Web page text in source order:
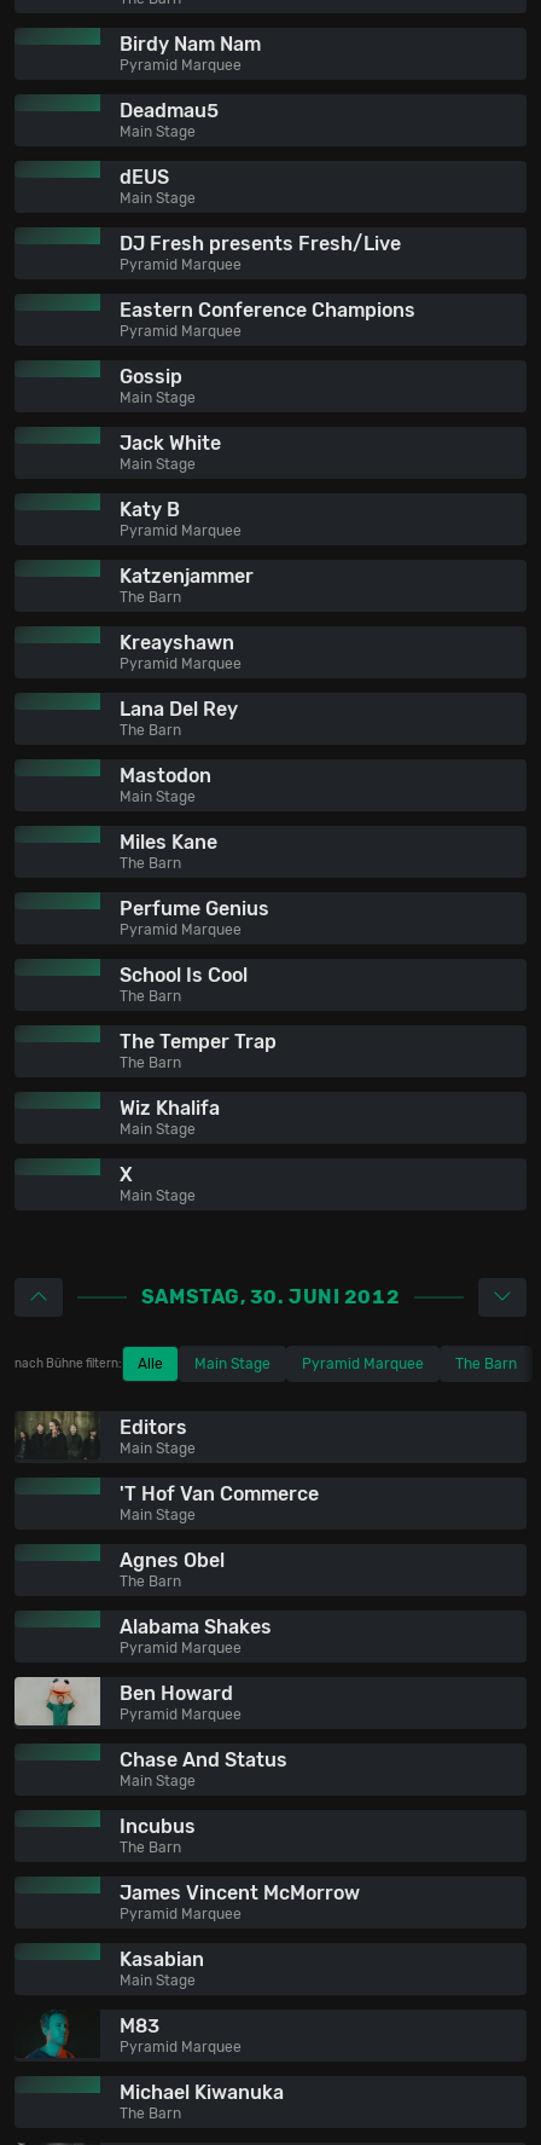
Birdy Nam Nam
Pyramid Marquee
Deadmau5
Main Stage
dEUS
Main Stage
DJ Fresh presents Fresh/Live
Pyramid Marquee
Eastern Conference Champions
Pyramid Marquee
Gossip
Main Stage
Jack White
Main Stage
Katy B
Pyramid Marquee
Katzenjammer
The Barn
Kreayshawn
Pyramid Marquee
Lana Del Rey
The Barn
Mastodon
Main Stage
Miles Kane
The Barn
Perfume Genius
Pyramid Marquee
School Is Cool
The Barn
The Temper Trap
The Barn
Wiz Khalifa
Main Stage
X
Main Stage
SAMSTAG, 30. JUNI 2012
nach Bühne filtern: Alle Main Stage Pyramid Marquee The Barn
Editors
Main Stage
'T Hof Van Commerce
Main Stage
Agnes Obel
The Barn
Alabama Shakes
Pyramid Marquee
Ben Howard
Pyramid Marquee
Chase And Status
Main Stage
Incubus
The Barn
James Vincent McMorrow
Pyramid Marquee
Kasabian
Main Stage
M83
Pyramid Marquee
Michael Kiwanuka
The Barn